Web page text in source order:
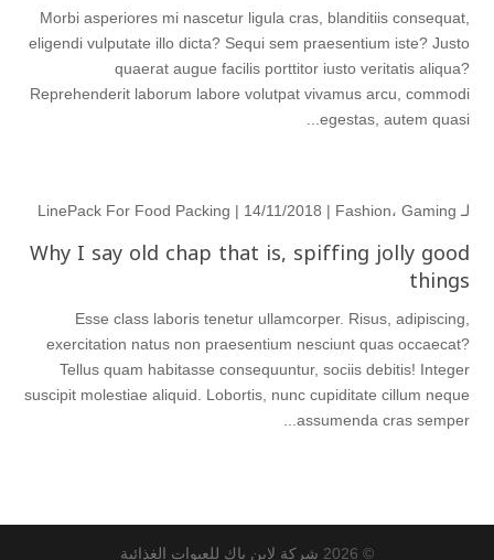
Morbi asperiores mi nascetur ligula cras, blanditiis consequat,
eligendi vulputate illo dicta? Sequi sem praesentium iste? Justo
quaerat augue facilis porttitor iusto veritatis aliqua?
Reprehenderit laborum labore volutpat vivamus arcu, commodi
egestas, autem quasi...
لـ LinePack For Food Packing | 14/11/2018 | Fashion، Gaming
Why I say old chap that is, spiffing jolly good
things
Esse class laboris tenetur ullamcorper. Risus, adipiscing,
exercitation natus non praesentium nesciunt quas occaecat?
Tellus quam habitasse consequuntur, sociis debitis! Integer
suscipit molestiae aliquid. Lobortis, nunc cupiditate cillum neque
assumenda cras semper...
© 2026 شركة لاين باك للعبوات الغذائية